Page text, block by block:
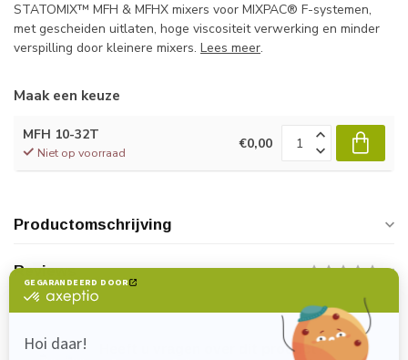
STATOMIX™ MFH & MFHX mixers voor MIXPAC® F-systemen,
met gescheiden uitlaten, hoge viscositeit verwerking en minder
verspilling door kleinere mixers. Lees meer.
Maak een keuze
MFH 10-32T
Niet op voorraad
€0,00
Productomschrijving
Reviews
Heeft u vragen over dit product?